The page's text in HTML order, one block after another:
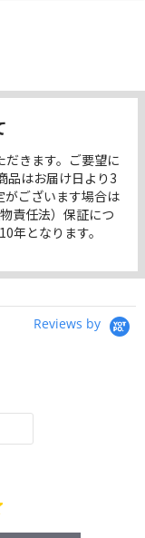
きます。ご要望に
品はお届け日より3
がございます場合は
責任法）保証につ
年となります。
Reviews by